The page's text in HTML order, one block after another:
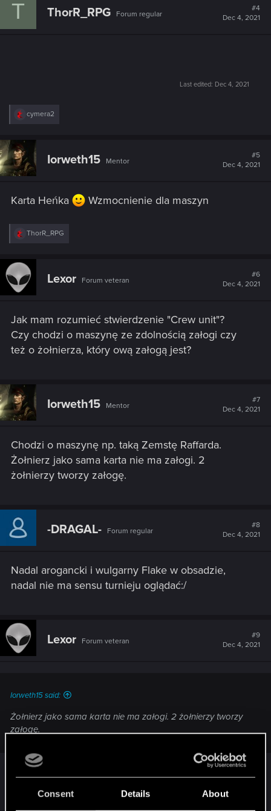
Consent Details About
T ThorR_RPG Forum regular
#4
Dec 4, 2021
Last edited: Dec 4, 2021
R
c
i
o
:
cymera2
Iorweth15 Mentor
#5
Dec 4, 2021
Karta Heńka Wzmocnienie dla maszyn
R
c
i
:
ThorR_RPG
Lexor Forum veteran
#6
Dec 4, 2021
Jak mam rozumieć stwierdzenie "Crew unit"?
Czy chodzi o maszynę ze zdolnością załogi czy
też o żołnierza, który ową załogą jest?
Iorweth15 Mentor
#7
Dec 4, 2021
Chodzi o maszynę np. taką Zemstę Raffarda.
Żołnierz jako sama karta nie ma załogi. 2
żołnierzy tworzy załogę.
-DRAGAL- Forum regular
#8
Dec 4, 2021
Nadal arogancki i wulgarny Flake w obsadzie,
nadal nie ma sensu turnieju oglądać:/
Lexor Forum veteran
#9
Dec 4, 2021
Iorweth15 said:
Żołnierz jako sama karta nie ma załogi. 2 żołnierzy tworzy
załogę.
Owszem, nie ma załogi wpisanej na karcie, ale
stanowi jej część - "Crew unit" może być
rozumiane jako "jednostkę załogi", czyli jednostkę,